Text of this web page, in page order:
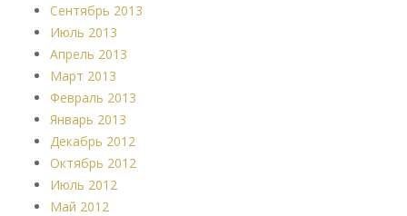
Сентябрь 2013
Июль 2013
Апрель 2013
Март 2013
Февраль 2013
Январь 2013
Декабрь 2012
Октябрь 2012
Июль 2012
Май 2012